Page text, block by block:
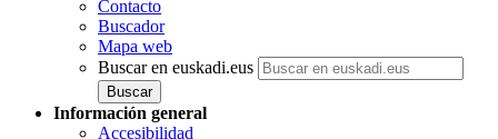
Contacto
Buscador
Mapa web
Buscar en euskadi.eus
Información general
Accesibilidad